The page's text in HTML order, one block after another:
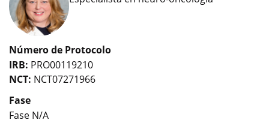
Número de Protocolo
IRB: PRO00119210
NCT: NCT07271966
Fase
Fase N/A